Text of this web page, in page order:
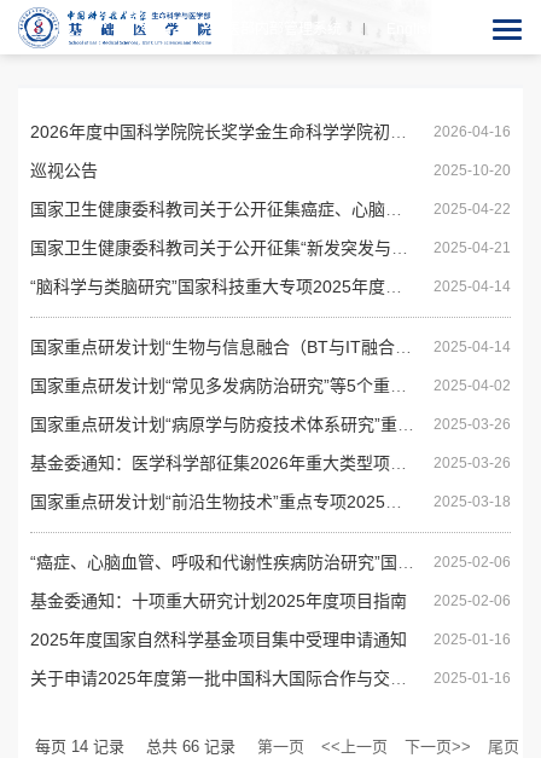
2026-04-16
巡视公告 2025-10-20
2025-04-22
2025-04-21
2025-04-14
2025-04-14
2025-04-02
2025-03-26
2025-03-26
2025-03-18
2025-02-06
基金委通知：十项重大研究计划2025年度项目指南 2025-02-06
2025年度国家自然科学基金项目集中受理申请通知 2025-01-16
2025-01-16
每页 14记录 总共 66记录 第一页 <<上一页 下一页>> 尾页